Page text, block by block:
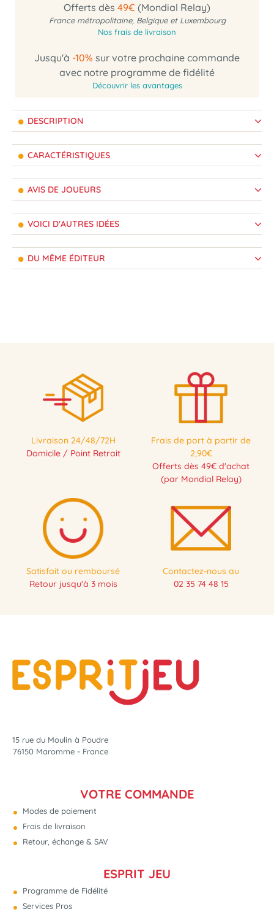
Offerts dès 49€ (Mondial Relay)
France métropolitaine, Belgique et Luxembourg
Nos frais de livraison
Jusqu'à -10% sur votre prochaine commande
avec notre programme de fidélité
Découvrir les avantages
DESCRIPTION
CARACTÉRISTIQUES
AVIS DE JOUEURS
VOICI D'AUTRES IDÉES
DU MÊME ÉDITEUR
Livraison 24/48/72H
Domicile / Point Retrait
Frais de port à partir de
2,90€
Offerts dès 49€ d'achat
(par Mondial Relay)
Satisfait ou remboursé
Retour jusqu'à 3 mois
Contactez-nous au
02 35 74 48 15
15 rue du Moulin à Poudre
76150 Maromme - France
VOTRE COMMANDE
Modes de paiement
Frais de livraison
Retour, échange & SAV
ESPRIT JEU
Programme de Fidélité
Services Pros